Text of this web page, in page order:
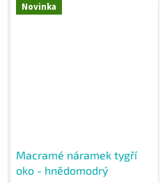
Novinka
Macramé náramek tygří
oko - hnědomodrý